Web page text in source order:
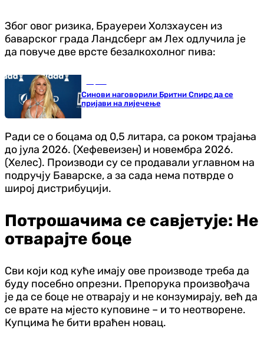
Због овог ризика, Брауереи Холзхаусен из
баварског града Ландсберг ам Лех одлучила је
да повуче две врсте безалкохолног пива:
Синови наговорили Бритни Спирс да се
пријави на лијечење
Ради се о боцама од 0,5 литара, са роком трајања
до јула 2026. (Хефевеизен) и новембра 2026.
(Хелес). Производи су се продавали углавном на
подручју Баварске, а за сада нема потврде о
широј дистрибуцији.
Потрошачима се савјетује: Не
отварајте боце
Сви који код куће имају ове производе треба да
буду посебно опрезни. Препорука произвођача
је да се боце не отварају и не конзумирају, већ да
се врате на мјесто куповине – и то неотворене.
Купцима ће бити враћен новац.